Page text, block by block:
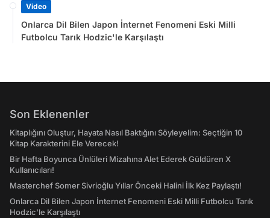
Video
Onlarca Dil Bilen Japon İnternet Fenomeni Eski Milli
Futbolcu Tarık Hodzic'le Karşılaştı
Son Eklenenler
Kitaplığını Oluştur, Hayata Nasıl Baktığını Söyleyelim: Seçtiğin 10
Kitap Karakterini Ele Verecek!
Bir Hafta Boyunca Ünlüleri Mizahına Alet Ederek Güldüren X
Kullanıcıları!
Masterchef Somer Sivrioğlu Yıllar Önceki Halini İlk Kez Paylaştı!
Onlarca Dil Bilen Japon İnternet Fenomeni Eski Milli Futbolcu Tarık
Hodzic'le Karşılaştı